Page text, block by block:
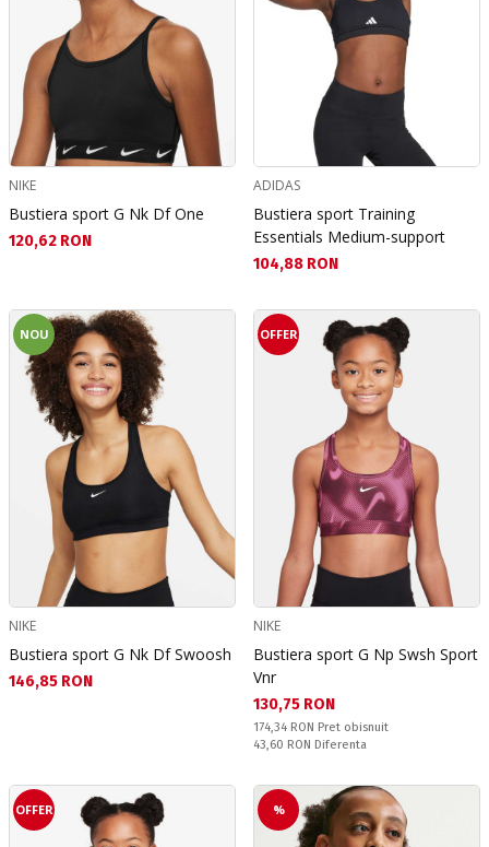
NIKE
Bustiera sport G Nk Df One
Текуща цена:
120,62 RON
ADIDAS
Bustiera sport Training
Essentials Medium-support
Текуща цена:
104,88 RON
NOU
NIKE
Bustiera sport G Nk Df Swoosh
Текуща цена:
146,85 RON
OFFER
NIKE
Bustiera sport G Np Swsh Sport
Vnr
Текуща цена:
130,75 RON
Pret obisnuit:
174,34 RON Pret obisnuit
Спестявате:
43,60 RON Diferenta
OFFER %